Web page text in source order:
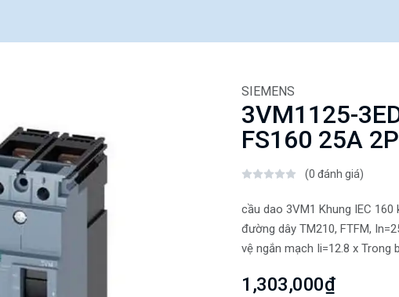
SIEMENS
3VM1125-
FS160 25A
(0 đánh giá)
cầu dao 3VM1 Khung IEC
đường dây TM210, FTFM,
vệ ngắn mạch Ii=12.8 x Trong
1,303,000₫